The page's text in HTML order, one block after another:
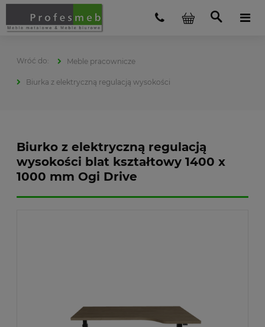
Meble pracownicze
Biurka z elektryczną regulacją wysokości
Biurko z elektryczną regulacją
wysokości blat kształtowy 1400 x
1000 mm Ogi Drive